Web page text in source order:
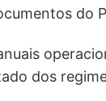
do
dos